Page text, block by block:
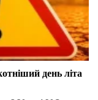
день літа